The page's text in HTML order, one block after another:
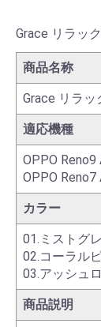
Grace リラッ
商品名称
Grace リラッ
適応機種
OPPO Reno9
OPPO Reno7
カラー
01.ミストグ
02.コーラル
03.アッシュ
商品説明